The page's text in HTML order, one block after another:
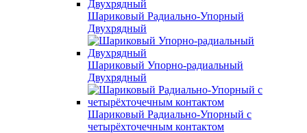
Шариковый Радиально-Упорный
Двухрядный
Шариковый Упорно-радиальный
Двухрядный
Шариковый Радиально-Упорный с
четырёхточечным контактом